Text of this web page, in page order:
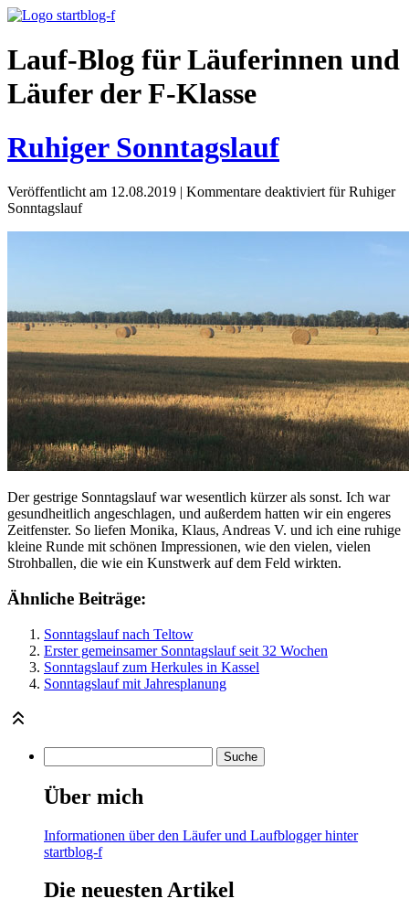
Lauf-Blog für Läuferinnen und
Läufer der F-Klasse
Ruhiger Sonntagslauf
Veröffentlicht am 12.08.2019 | Kommentare deaktiviert für Ruhiger
Sonntagslauf
Der gestrige Sonntagslauf war wesentlich kürzer als sonst. Ich war
gesundheitlich angeschlagen, und außerdem hatten wir ein engeres
Zeitfenster. So liefen Monika, Klaus, Andreas V. und ich eine ruhige
kleine Runde mit schönen Impressionen, wie den vielen, vielen
Strohballen, die wie ein Kunstwerk auf dem Feld wirkten.
Ähnliche Beiträge:
Sonntagslauf nach Teltow
Erster gemeinsamer Sonntagslauf seit 32 Wochen
Sonntagslauf zum Herkules in Kassel
Sonntagslauf mit Jahresplanung
Über mich
Informationen über den Läufer und Laufblogger hinter
startblog-f
Die neuesten Artikel